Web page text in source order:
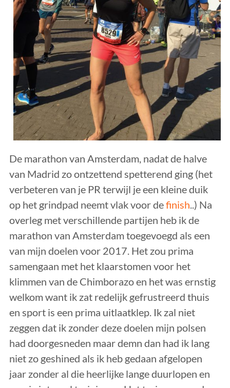
De marathon van Amsterdam, nadat de halve
van Madrid zo ontzettend spetterend ging (het
verbeteren van je PR terwijl je een kleine duik
op het grindpad neemt vlak voor definish..) Na
overleg met verschillende partijen heb ik de
marathon van Amsterdam toegevoegd als een
van mijn doelen voor 2017. Het zou prima
samengaan met het klaarstomen voor het
klimmen van de Chimborazo en het was ernstig
welkom want ik zat redelijk gefrustreerd thuis
en sport is een prima uitlaatklep. Ik zal niet
zeggen dat ik zonder deze doelen mijn polsen
had doorgesneden maar demn dan had ik lang
niet zo geshined als ik heb gedaan afgelopen
jaar zonder al die heerlijke lange duurlopen en